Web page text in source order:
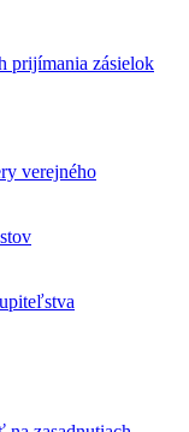
prijímania zásielok
verejného